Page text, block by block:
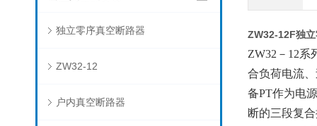
独立零序真空断路器
ZW32-12
户内真空断路器
ZW32-12F独
ZW32－12系
合负荷电流
备PT作为电
断的三段复